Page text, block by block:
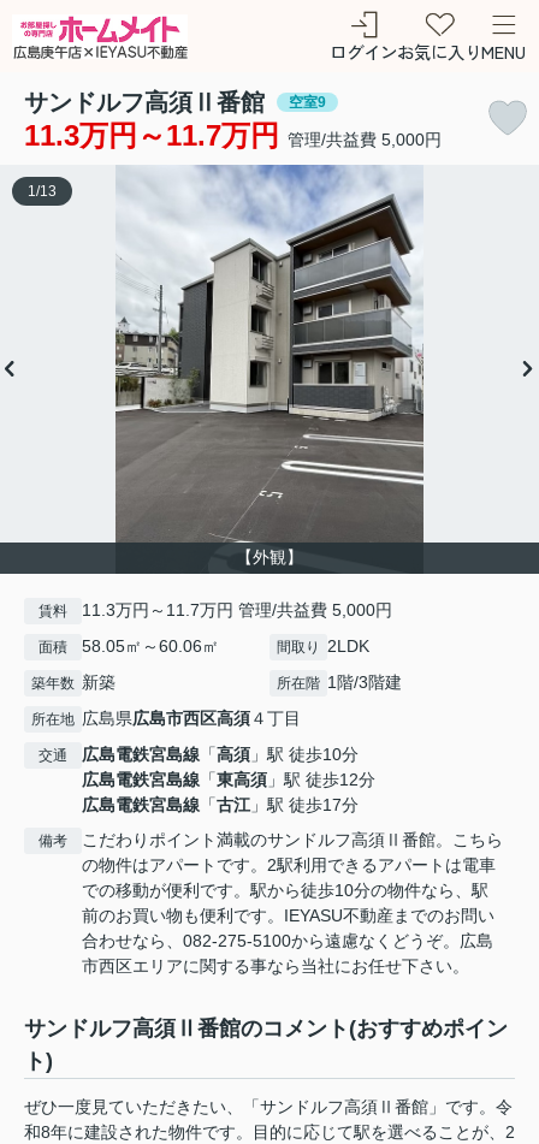
ログインお気に入りMENU
サンドルフ高須Ⅱ番館 空室9
11.3万円～11.7万円 管理/共益費 5,000円
【外観】
1 /13
賃料 11.3万円～11.7万円 管理/共益費 5,000円
面積 58.05㎡～60.06㎡ 間取り 2LDK
築年数 新築 所在階 1階/3階建
所在地 広島県広島市西区高須４丁目
交通 広島電鉄宮島線 「高須 」駅 徒歩10分
広島電鉄宮島線 「東高須 」駅 徒歩12分
広島電鉄宮島線 「古江 」駅 徒歩17分
備考
こだわりポイント満載のサンドルフ高須Ⅱ番館。こちら
の物件はアパートです。2駅利用できるアパートは電車
での移動が便利です。駅から徒歩10分の物件なら、駅
前のお買い物も便利です。IEYASU不動産までのお問い
合わせなら、082-275-5100から遠慮なくどうぞ。広島
市西区エリアに関する事なら当社にお任せ下さい。
サンドルフ高須Ⅱ番館のコメント(おすすめポイン
ト)
ぜひ一度見ていただきたい、「サンドルフ高須Ⅱ番館」です。令
和8年に建設された物件です。目的に応じて駅を選べることが、2